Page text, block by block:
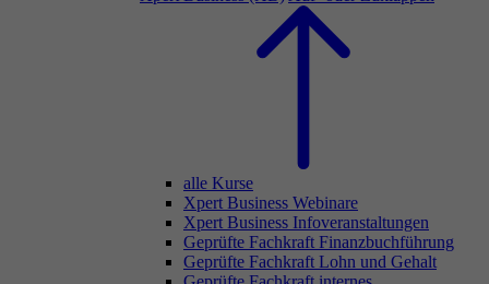
alle Kurse
Xpert Business Webinare
Xpert Business Infoveranstaltungen
Geprüfte Fachkraft Finanzbuchführung
Geprüfte Fachkraft Lohn und Gehalt